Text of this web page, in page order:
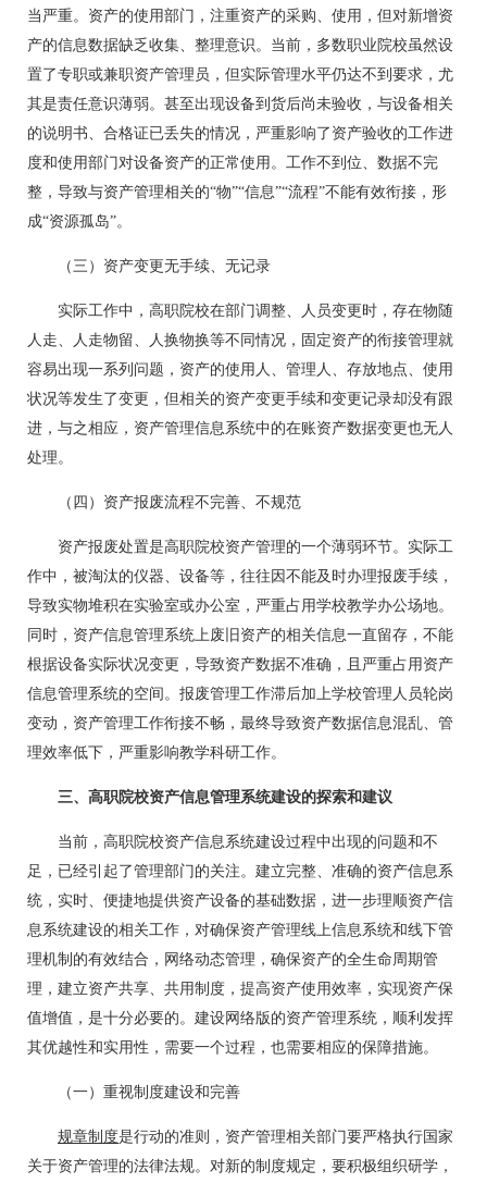
当严重。资产的使用部门，注重资产的采购、使用，但对新增资
产的信息数据缺乏收集、整理意识。当前，多数职业院校虽然设
置了专职或兼职资产管理员，但实际管理水平仍达不到要求，尤
其是责任意识薄弱。甚至出现设备到货后尚未验收，与设备相关
的说明书、合格证已丢失的情况，严重影响了资产验收的工作进
度和使用部门对设备资产的正常使用。工作不到位、数据不完
整，导致与资产管理相关的“物”“信息”“流程”不能有效衔接，形
成“资源孤岛”。
（三）资产变更无手续、无记录
实际工作中，高职院校在部门调整、人员变更时，存在物随
人走、人走物留、人换物换等不同情况，固定资产的衔接管理就
容易出现一系列问题，资产的使用人、管理人、存放地点、使用
状况等发生了变更，但相关的资产变更手续和变更记录却没有跟
进，与之相应，资产管理信息系统中的在账资产数据变更也无人
处理。
（四）资产报废流程不完善、不规范
资产报废处置是高职院校资产管理的一个薄弱环节。实际工
作中，被淘汰的仪器、设备等，往往因不能及时办理报废手续，
导致实物堆积在实验室或办公室，严重占用学校教学办公场地。
同时，资产信息管理系统上废旧资产的相关信息一直留存，不能
根据设备实际状况变更，导致资产数据不准确，且严重占用资产
信息管理系统的空间。报废管理工作滞后加上学校管理人员轮岗
变动，资产管理工作衔接不畅，最终导致资产数据信息混乱、管
理效率低下，严重影响教学科研工作。
三、高职院校资产信息管理系统建设的探索和建议
当前，高职院校资产信息系统建设过程中出现的问题和不
足，已经引起了管理部门的关注。建立完整、准确的资产信息系
统，实时、便捷地提供资产设备的基础数据，进一步理顺资产信
息系统建设的相关工作，对确保资产管理线上信息系统和线下管
理机制的有效结合，网络动态管理，确保资产的全生命周期管
理，建立资产共享、共用制度，提高资产使用效率，实现资产保
值增值，是十分必要的。建设网络版的资产管理系统，顺利发挥
其优越性和实用性，需要一个过程，也需要相应的保障措施。
（一）重视制度建设和完善
规章制度是行动的准则，资产管理相关部门要严格执行国家
关于资产管理的法律法规。对新的制度规定，要积极组织研学，